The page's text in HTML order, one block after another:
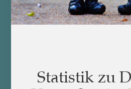
Statistik zu